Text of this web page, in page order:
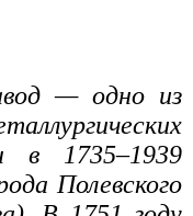
— одно из
в 1735–1939
Полевского